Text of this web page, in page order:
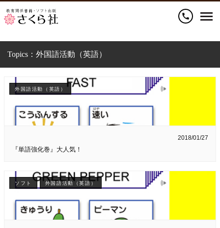
call
Topics： 外国語活動（英語）
2018/01/27
『単語強化巻』大人気！
外国語活動（英語）
ソフト 外国語活動（英語）